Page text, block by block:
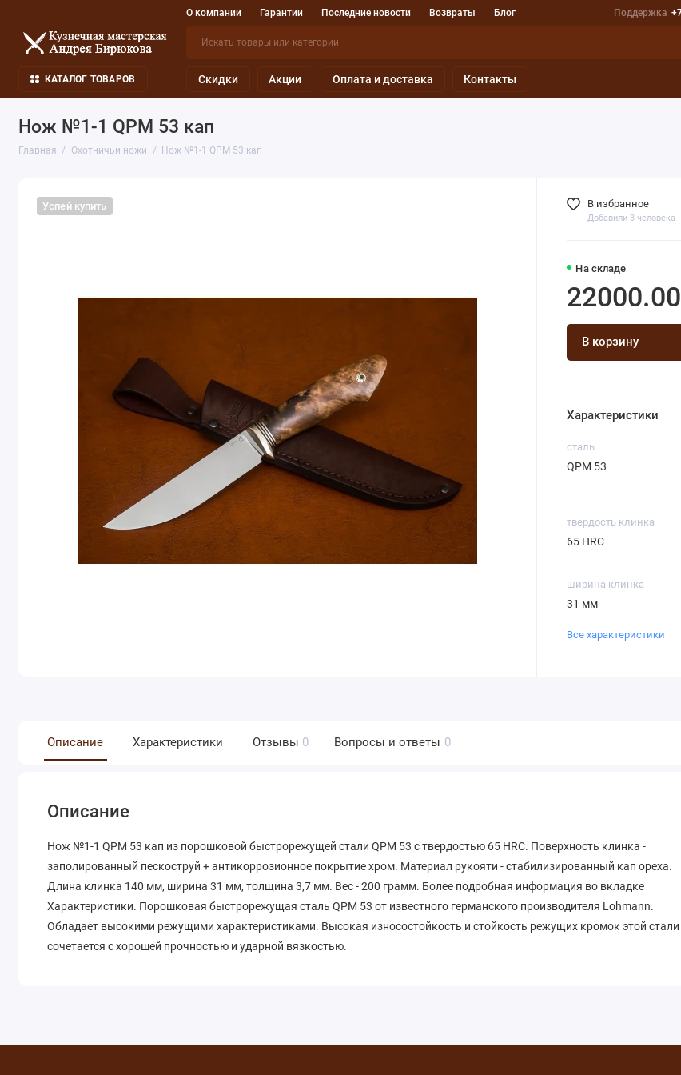
О компании Гарантии Последние новости Возвраты Блог Поддержка
КАТАЛОГ ТОВАРОВ Скидки Акции Оплата и доставка Контакты
Нож №1-1 QPM 53 кап
Главная Охотничьи ножи Нож №1-1 QPM 53 кап
Успей купить
На складе
В корзину
В избранное
Добавили 3 человека
Характеристики
сталь
QPM 53
твердость клинка
65 HRC
ширина клинка
31 мм
Все характеристики
Описание Характеристики Отзывы 0 Вопросы и ответы 0
Описание
Нож №1-1 QPM 53 кап из порошковой быстрорежущей стали QPM 53 с твердостью 65 HRC. Поверхность клинка -
заполированный пескоструй + антикоррозионное покрытие хром. Материал рукояти - стабилизированный кап ореха.
Длина клинка 140 мм, ширина 31 мм, толщина 3,7 мм. Вес - 200 грамм. Более подробная информация во вкладке
Характеристики. Порошковая быстрорежущая сталь QPM 53 от известного германского производителя Lohmann.
Обладает высокими режущими характеристиками. Высокая износостойкость и стойкость режущих кромок этой стали
сочетается с хорошей прочностью и ударной вязкостью.